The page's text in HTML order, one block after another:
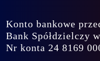
Konto bankowe
Bank Spółdzielczy
Nr konta 24 8169